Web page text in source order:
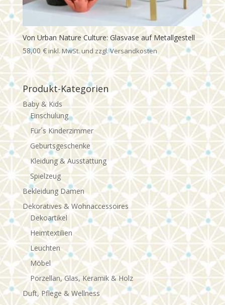
Von Urban Nature Culture: Glasvase auf Metallgestell
58,00 €
Produkt-Kategorien
Baby & Kids
Einschulung
Für´s Kinderzimmer
Geburtsgeschenke
Kleidung & Ausstattung
Spielzeug
Bekleidung Damen
Dekoratives & Wohnaccessoires
Dekoartikel
Heimtextilien
Leuchten
Möbel
Porzellan, Glas, Keramik & Holz
Duft, Pflege & Wellness